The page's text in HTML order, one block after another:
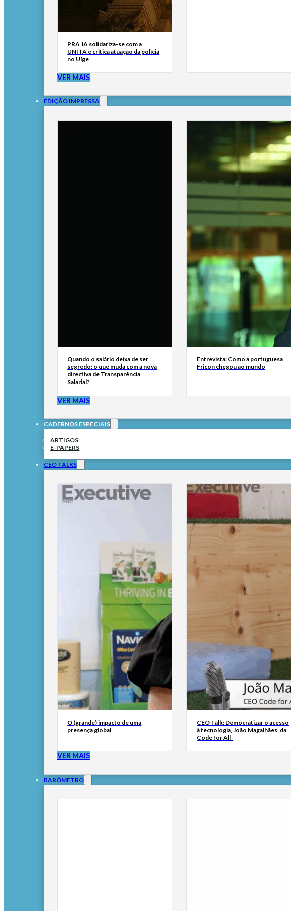
PRA JA solidariza-se com a
UNITA e critica atuação da polícia
no Uíge
VER MAIS
EDIÇÃO IMPRESSA
Quando o salário deixa de ser
segredo: o que muda com a nova
directiva de Transparência
Salarial?
Entrevista: Como a portuguesa
Fricon chegou ao mundo
VER MAIS
CADERNOS ESPECIAIS
ARTIGOS
E-PAPERS
CEO TALKS
O (grande) impacto de uma
presença global
CEO Talk: Democratizar o acesso
à tecnologia, João Magalhães, da
Code for All_
VER MAIS
BARÓMETRO